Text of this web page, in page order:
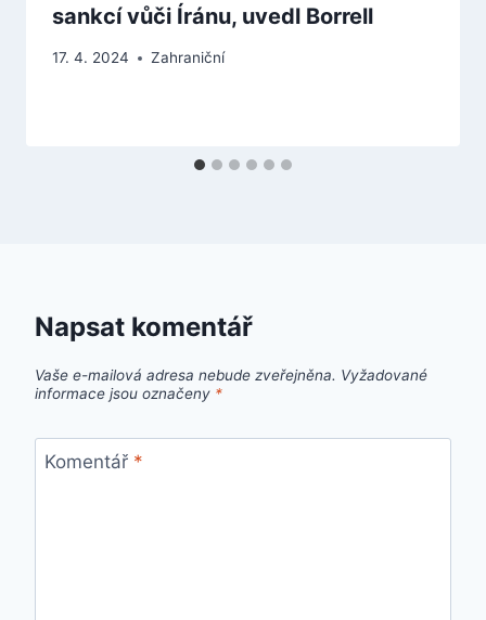
sankcí vůči Íránu, uvedl Borrell
17. 4. 2024 Zahraniční
Napsat komentář
Vaše e-mailová adresa nebude zveřejněna. Vyžadované
informace jsou označeny *
Komentář *